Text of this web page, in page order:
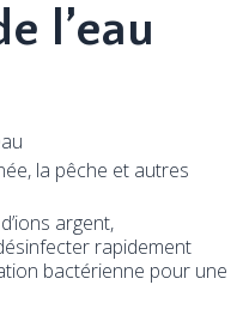
l’eau
la pêche et autres
argent,
rapidement
bactérienne pour une